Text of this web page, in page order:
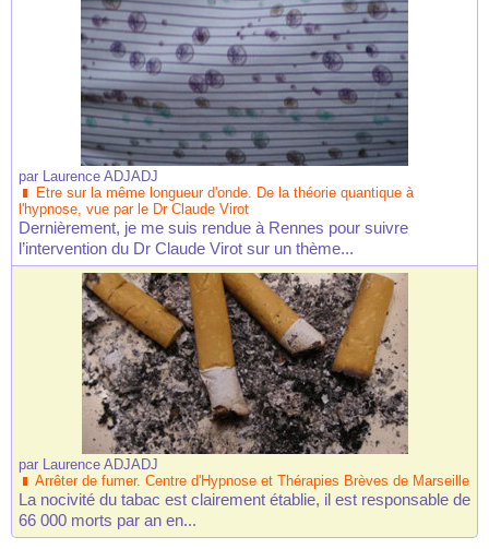
par Laurence ADJADJ
Etre sur la même longueur d'onde. De la théorie quantique à
l'hypnose, vue par le Dr Claude Virot
Dernièrement, je me suis rendue à Rennes pour suivre
l’intervention du Dr Claude Virot sur un thème...
par Laurence ADJADJ
Arrêter de fumer. Centre d'Hypnose et Thérapies Brèves de Marseille
La nocivité du tabac est clairement établie, il est responsable de
66 000 morts par an en...